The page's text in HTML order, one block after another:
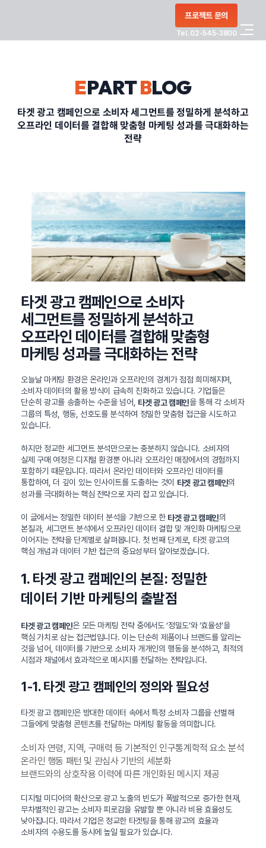
프로젝트 문의
Tel. 02-545-3800
PORTFOLIO
CONTACT
정부지원사업
EPARTBLOG
타겟 광고 캠페인으로 소비자 세그먼트를 정밀하게 분석하고
오프라인 데이터를 결합해 맞춤형 마케팅 성과를 극대화하는
전략
타겟 광고 캠페인으로 소비자
세그먼트를 정밀하게 분석하고
오프라인 데이터를 결합해 맞춤형
마케팅 성과를 극대화하는 전략
오늘날 마케팅 환경은 온라인과 오프라인의 경계가 점점 희미해지며,
소비자 데이터의 활용 방식이 급속히 진화하고 있습니다. 기업들은
단순히 광고를 송출하는 수준을 넘어, 타겟 광고 캠페인을 통해 각 소비자
그룹의 특성, 행동, 선호도를 분석하여 정밀한 맞춤형 접근을 시도하고
있습니다.
하지만 정교한 세그먼트 분석만으로는 충분하지 않습니다. 소비자의
실제 구매 여정은 디지털 환경뿐 아니라 오프라인 매장에서의 경험까지
포함하기 때문입니다. 따라서 온라인 데이터와 오프라인 데이터를
통합하여, 더 깊이 있는 인사이트를 도출하는 것이 타겟 광고 캠페인의
성과를 극대화하는 핵심 전략으로 자리 잡고 있습니다.
이 글에서는 정밀한 데이터 분석을 기반으로 한 타겟 광고 캠페인의
본질과, 세그먼트 분석에서 오프라인 데이터 결합 및 개인화 마케팅으로
이어지는 전략을 단계별로 살펴봅니다. 첫 번째 단계로, 타겟 광고의
핵심 개념과 데이터 기반 접근의 중요성부터 알아보겠습니다.
1. 타겟 광고 캠페인의 본질: 정밀한
데이터 기반 마케팅의 출발점
타겟 광고 캠페인은 모든 마케팅 전략 중에서도 ‘정밀도’와 ‘효율성’을
핵심 가치로 삼는 접근법입니다. 이는 단순히 제품이나 브랜드를 알리는
것을 넘어, 데이터를 기반으로 소비자 개개인의 행동을 분석하고, 최적의
시점과 채널에서 효과적으로 메시지를 전달하는 전략입니다.
1-1. 타겟 광고 캠페인의 정의와 필요성
타겟 광고 캠페인은 방대한 데이터 속에서 특정 소비자 그룹을 선별해
그들에게 맞춤형 콘텐츠를 전달하는 마케팅 활동을 의미합니다.
소비자 연령, 지역, 구매력 등 기본적인 인구통계학적 요소 분석
온라인 행동 패턴 및 관심사 기반의 세분화
브랜드와의 상호작용 이력에 따른 개인화된 메시지 제공
디지털 미디어의 확산으로 광고 노출의 빈도가 폭발적으로 증가한 현재,
무차별적인 광고는 소비자 피로감을 유발할 뿐 아니라 비용 효율성도
낮아집니다. 따라서 기업은 정교한 타겟팅을 통해 광고의 효율과
소비자의 수용도를 동시에 높일 필요가 있습니다.